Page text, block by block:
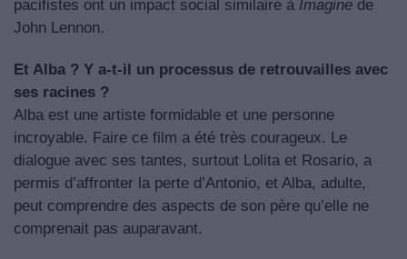
pacifistes ont un impact social similaire à Imagine de
John Lennon.
Et Alba ? Y a-t-il un processus de retrouvailles avec
ses racines ?
Alba est une artiste formidable et une personne
incroyable. Faire ce film a été très courageux. Le
dialogue avec ses tantes, surtout Lolita et Rosario, a
permis d’affronter la perte d’Antonio, et Alba, adulte,
peut comprendre des aspects de son père qu’elle ne
comprenait pas auparavant.